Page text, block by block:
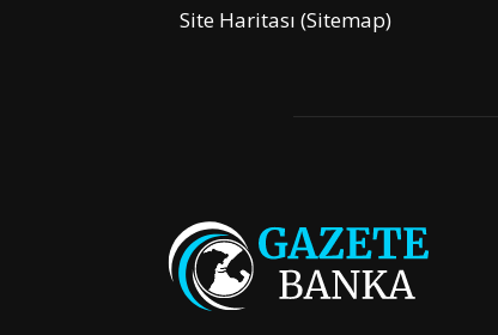
Site Haritası (Sitemap)